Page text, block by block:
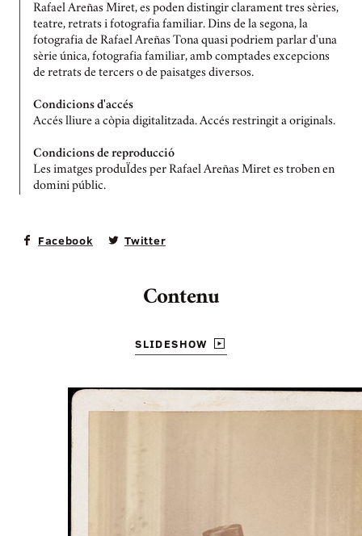
Rafael Areñas Miret, es poden distingir clarament tres sèries,
teatre, retrats i fotografia familiar. Dins de la segona, la
fotografia de Rafael Areñas Tona quasi podriem parlar d'una
sèrie única, fotografia familiar, amb comptades excepcions
de retrats de tercers o de paisatges diversos.
Condicions d'accés
Accés lliure a còpia digitalitzada. Accés restringit a originals.
Condicions de reproducció
Les imatges produÏdes per Rafael Areñas Miret es troben en
domini públic.
Facebook Twitter
Contenu
SLIDESHOW